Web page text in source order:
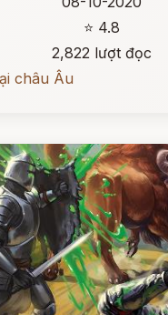
⭐ 4.8
2,822 lượt đọc
châu Âu